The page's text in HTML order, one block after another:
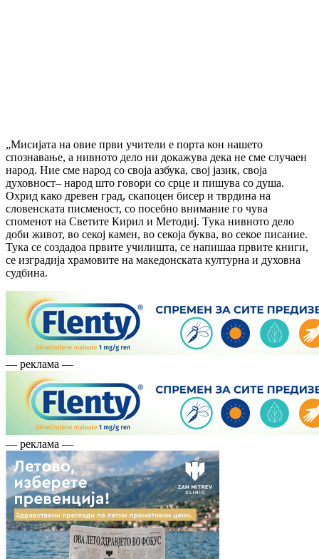
„Мисијата на овие први учители е порта кон нашето
спознавање, а нивното дело ни докажува дека не сме случаен
народ. Ние сме народ со своја азбука, свој јазик, своја
духовност– народ што говори со срце и пишува со душа.
Охрид како древен град, скапоцен бисер и тврдина на
словенската писменост, со посебно внимание го чува
споменот на Светите Кирил и Методиј. Тука нивното дело
доби живот, во секој камен, во секоја буква, во секое писание.
Тука се создадоа првите училишта, се напишаа првите книги,
се изградија храмовите на македонската културна и духовна
судбина.
— реклама —
— реклама —